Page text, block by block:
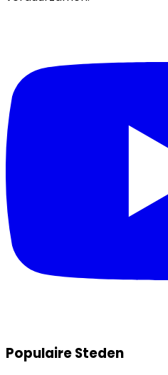
Populaire Steden